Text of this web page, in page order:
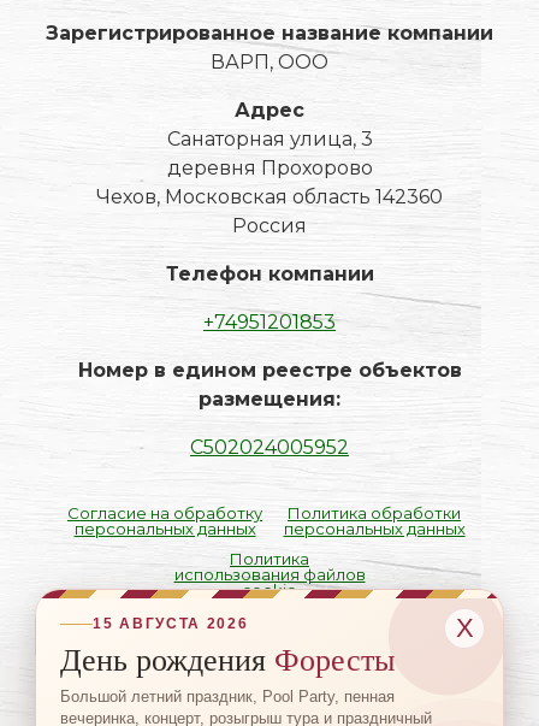
Согласие на обработку
персональных данных
Политика обработки
персональных данных
Политика
использования файлов
cookie
Зарегистрированное название компании
ВАРП, ООО
Адрес
Санаторная улица, 3
деревня Прохорово
Чехов, Московская область 142360
Россия
Телефон компании
+74951201853
Номер в едином реестре объектов
размещения:
С502024005952
+7 (495) 120-18-53
Х
15 АВГУСТА 2026
День рождения Форесты
Большой летний праздник, Pool Party, пенная
вечеринка, концерт, розыгрыш тура и праздничный